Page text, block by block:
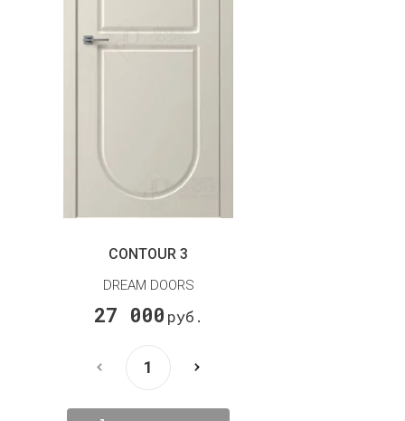
RANCHO 7
DREAM DOORS
28 850руб.